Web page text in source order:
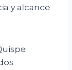
y alcance